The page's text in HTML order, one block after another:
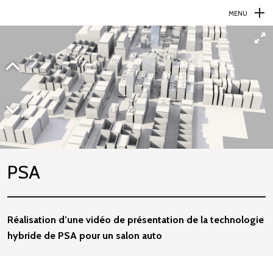
N
a
v
i
g
a
t
n
p
r
MENU
PSA
Réalisation d’une vidéo de présentation de la technologie
hybride de PSA pour un salon auto